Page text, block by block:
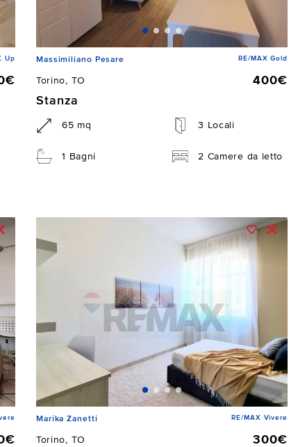
Up Massimiliano Pesare RE/MAX Gold
Torino, TO
400€
Stanza
65 mq 3 Locali
1 Bagni 2 Camere da letto
Marika Zanetti RE/MAX Vivere
Torino, TO
300€